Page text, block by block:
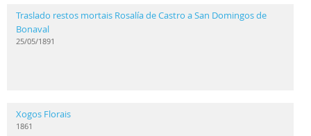
Traslado restos mortais Rosalía de Castro a San Domingos de
Bonaval
25/05/1891
Xogos Florais
1861